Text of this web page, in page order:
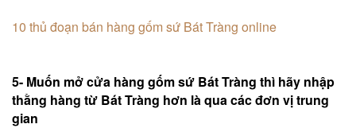
10 thủ đoạn bán hàng gốm sứ Bát Tràng online
5- Muốn mở cửa hàng gốm sứ Bát Tràng thì hãy nhập
thằng hàng từ Bát Tràng hơn là qua các đơn vị trung
gian